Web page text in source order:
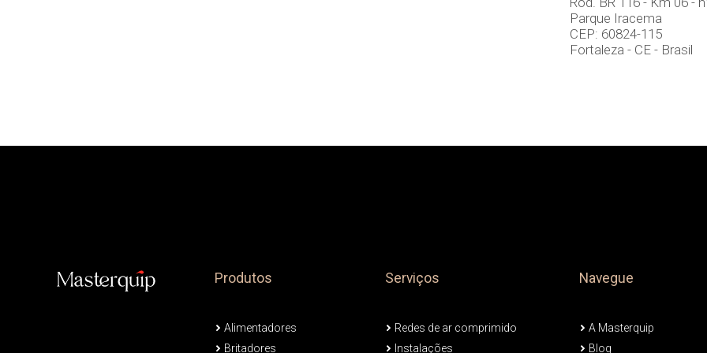
Parque Iracema
CEP: 60824-115
Fortaleza - CE - Brasil
Produtos
Alimentadores
Britadores
Serviços
Redes de ar comprimido
Instalações
Navegue
A Masterquip
Blog